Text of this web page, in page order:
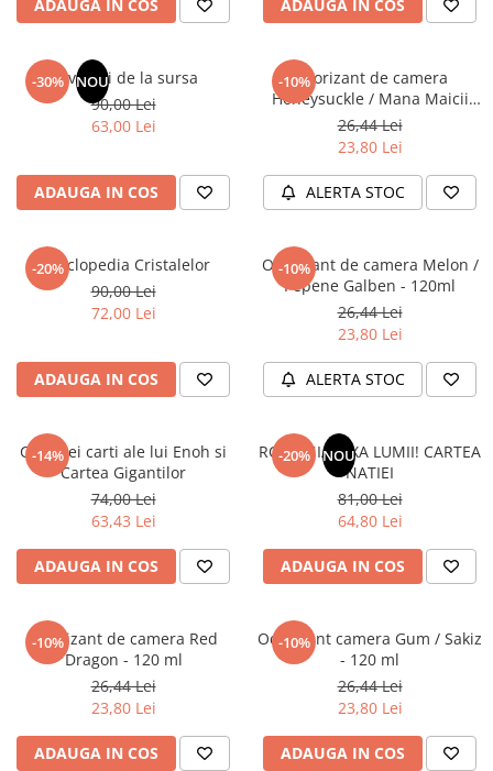
Elevi de 10 plus
Lecturi Scolare
Lumea Copilariei
Ma pregatesc pentru scoala
Clasa a II-a
Clasa a III-a
Clasa a IV-a
Clasa a V-a
Clasa a VI-a
Clasa a VIII-a
Clasa I
Limbi Straine
Povesti
Povesti ilustrate
Realitatea Augmentata
ScienceConnection
TP ROLL
ADAUGA IN COS ADAUGA IN COS
-30% NOU
Revelatii de la sursa
90,00 Lei
63,00 Lei
ADAUGA IN COS
-10%
Odorizant de camera
Honeysuckle / Mana Maicii
Domnului - 120 ml
26,44 Lei
23,80 Lei
ALERTA STOC
-20%
Enciclopedia Cristalelor
90,00 Lei
72,00 Lei
ADAUGA IN COS
-10%
Odorizant de camera Melon /
Pepene Galben - 120ml
26,44 Lei
23,80 Lei
ALERTA STOC
-14%
Cele trei carti ale lui Enoh si
Cartea Gigantilor
74,00 Lei
63,43 Lei
ADAUGA IN COS
-20% NOU
ROMANIA, AXA LUMII! CARTEA
NATIEI
81,00 Lei
64,80 Lei
ADAUGA IN COS
-10%
Odorizant de camera Red
Dragon - 120 ml
26,44 Lei
23,80 Lei
ADAUGA IN COS
-10%
Odorizant camera Gum / Sakiz
- 120 ml
26,44 Lei
23,80 Lei
ADAUGA IN COS